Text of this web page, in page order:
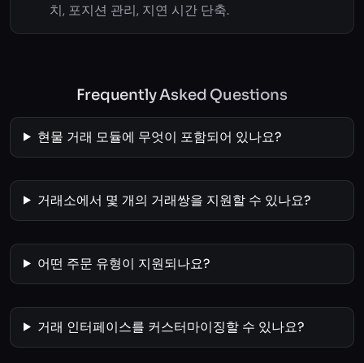
치, 포지션 관리, 지연 시간 단축.
Frequently Asked Questions
현물 거래 모듈에 무엇이 포함되어 있나요?
거래소에서 몇 개의 거래쌍을 지원할 수 있나요?
어떤 주문 유형이 지원되나요?
거래 인터페이스를 커스터마이징할 수 있나요?